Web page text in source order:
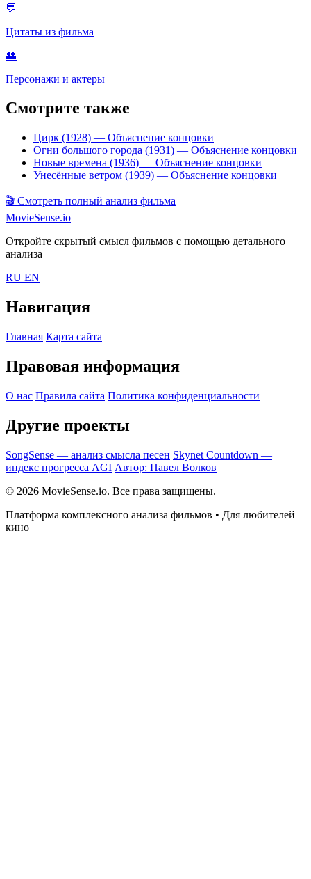
💬
Цитаты из фильма
👥
Персонажи и актеры
Смотрите также
Цирк (1928) — Объяснение концовки
Огни большого города (1931) — Объяснение концовки
Новые времена (1936) — Объяснение концовки
Унесённые ветром (1939) — Объяснение концовки
🎬 Смотреть полный анализ фильма
MovieSense.io
Откройте скрытый смысл фильмов с помощью детального
анализа
RU EN
Навигация
Главная Карта сайта
Правовая информация
О нас Правила сайта Политика конфиденциальности
Другие проекты
SongSense — анализ смысла песен Skynet Countdown —
индекс прогресса AGI Автор: Павел Волков
© 2026 MovieSense.io. Все права защищены.
Платформа комплексного анализа фильмов • Для любителей
кино